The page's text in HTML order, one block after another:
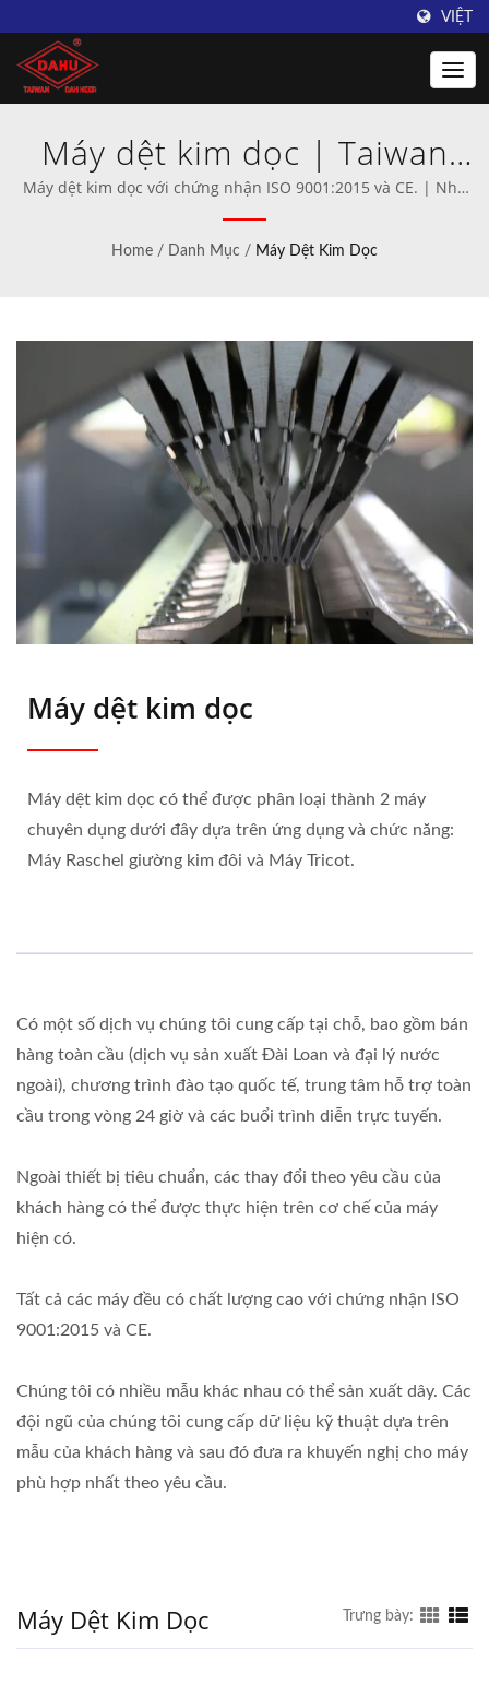
VIỆT
Máy dệt kim dọc | Taiwan
DAHU: Nhà cung cấp hàng
đầu về máy đan móc
Máy dệt kim dọc với chứng nhận ISO 9001:2015 và CE. | Nhà
sản xuất chuyên nghiệp máy móc đan móc và dệt kim.
Home / Danh Mục / Máy Dệt Kim Dọc
Máy dệt kim dọc
Máy dệt kim dọc có thể được phân loại thành 2 máy
chuyên dụng dưới đây dựa trên ứng dụng và chức năng:
Máy Raschel giường kim đôi và Máy Tricot.
Có một số dịch vụ chúng tôi cung cấp tại chỗ, bao gồm bán
hàng toàn cầu (dịch vụ sản xuất Đài Loan và đại lý nước
ngoài), chương trình đào tạo quốc tế, trung tâm hỗ trợ toàn
cầu trong vòng 24 giờ và các buổi trình diễn trực tuyến.
Ngoài thiết bị tiêu chuẩn, các thay đổi theo yêu cầu của
khách hàng có thể được thực hiện trên cơ chế của máy
hiện có.
Tất cả các máy đều có chất lượng cao với chứng nhận ISO
9001:2015 và CE.
Chúng tôi có nhiều mẫu khác nhau có thể sản xuất dây. Các
đội ngũ của chúng tôi cung cấp dữ liệu kỹ thuật dựa trên
mẫu của khách hàng và sau đó đưa ra khuyến nghị cho máy
phù hợp nhất theo yêu cầu.
Máy Dệt Kim Dọc Trưng bày: